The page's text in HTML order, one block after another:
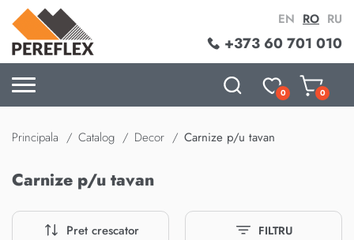
+373 60 701 010
EN RO RU
0 0
Principala Catalog Decor Carnize p/u tavan
Carnize p/u tavan
Pret crescator FILTRU